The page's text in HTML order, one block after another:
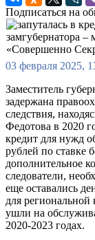
Подписаться на
03 февраля 2025,
Заместитель
задержана
следствия,
Федотова в 2020
кредит для нужд
рублей по ставке
дополнительное
следователи,
еще оставались
для
ушли на
2020-2023 годах.